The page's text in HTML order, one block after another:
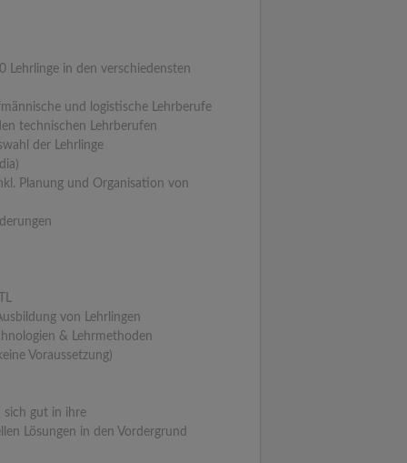
Lehrlinge in den verschiedensten
und logistische Lehrberufe
technischen Lehrberufen
der Lehrlinge
Planung und Organisation von
von Lehrlingen
& Lehrmethoden
Voraussetzung)
sich gut in ihre
Lösungen in den Vordergrund